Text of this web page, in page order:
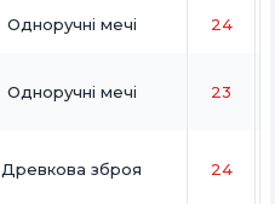
Одноручні мечі 24
Одноручні мечі 23
Древкова зброя 24